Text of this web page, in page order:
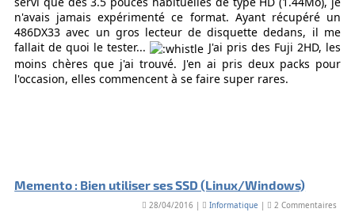
n'avais jamais expérimenté ce format. Ayant récupéré un
486DX33 avec un gros lecteur de disquette dedans, il me
fallait de quoi le tester...
J'ai pris des Fuji 2HD, les
moins chères que j'ai trouvé. J'en ai pris deux packs pour
l'occasion, elles commencent à se faire super rares.
Memento : Bien utiliser ses SSD (Linux/Windows)
28/04/2016 | Informatique | 2 Commentaires